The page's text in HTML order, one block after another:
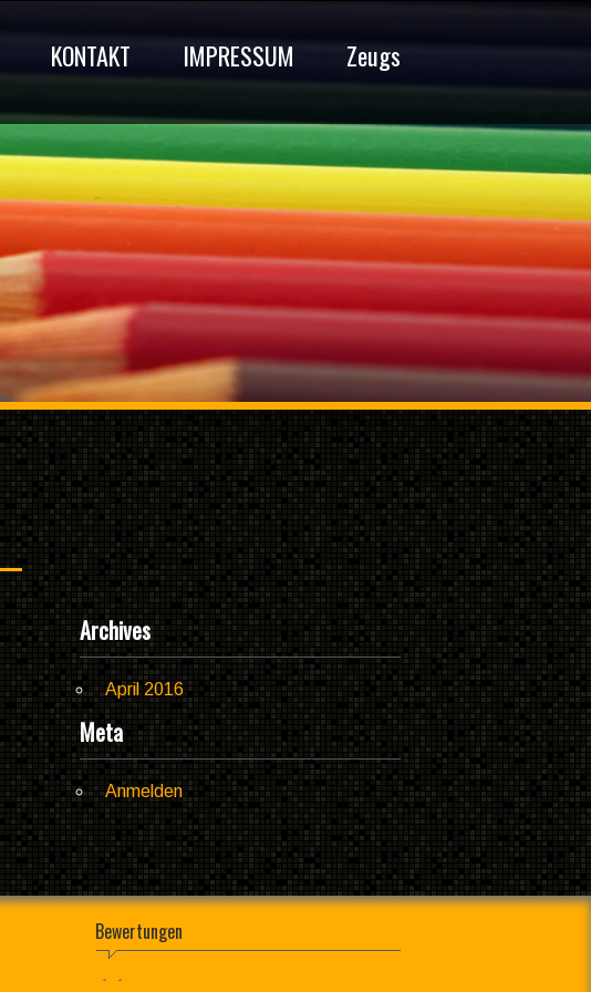
KONTAKT IMPRESSUM Zeugs
Archives
April 2016
Meta
Anmelden
Bewertungen